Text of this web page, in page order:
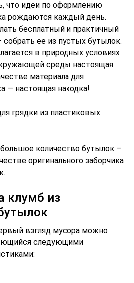
что идеи по оформлению
рождаются каждый день.
бесплатный и практичный
ее из пустых бутылок.
в природных условиях
среды настоящая
материала для
— настоящая находка!
грядки из пластиковых
количество бутылок –
оригинального заборчика
клумб из
взгляд мусора можно
следующими